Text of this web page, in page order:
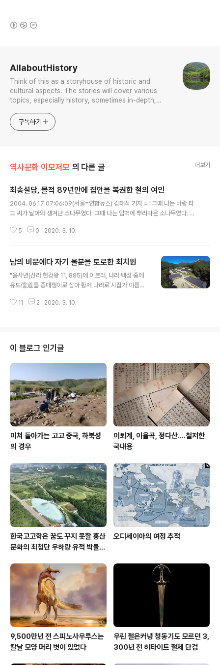
AllaboutHistory
Think of this as a storyhouse of historic and
cultural aspects. The stories will cover various
topics, especially history, sometimes in-depth,
approach will be to resist any common sense or
generalized viewpoint
구독하기
역사문화 이모저모 의 다른 글 더보기
최송설당, 몰적 89년만에 집안을 복권한 철의 여인
2004. 06.17 07:06:09(서울=연합뉴스) 김태식 기자 = "그때 나는 바람 타
고 씨가 날아와 생겨난 소나무였다. 그때 나는 암벽에 뿌리박은 소나무였다. 혼
다. 시원스레 선조님들 한을 풀고 따뜻한 봄날을 되찾으니, 그때 나는 임금님 은
김천중고교)를 설립하게 되는 이 여인은 58세 때인 1912년 8월 경성 무교동
(현재의 코오롱빌딩 자리)에 저택을 설립하고는 당호(堂號)를 송설당(松雪堂)
이라 했다. 1855년(철종 6년) 금산군(金山郡.경북 김천)에서 홍경래의 난에
5 0 2020. 3. 10.
남의 비문에다 자기 울분을 토로한 최치원
"을사년(신라 헌강왕 11, 885)에 이르러, 나라 백성 중에
유도儒道를 중매쟁이로 삼아 황제 나라로 시집가 이름을
있어 이름을 최치원崔致遠이라 하니, 唐 황제(희종·僖
돌아온 일엔 자못 비길 만 하리라." 최치원은 지금의 경북
문경 봉암사에 남은 대당 신라 고 봉암산사교휘 지증대사
적조지탑 비명 병서 大唐新羅國故鳳巖山寺敎諡智證
大幷序 에서 자신을 이렇게 소개했다. 한마디로 나는 당나
라 대국에서 가서 출세했다 이거다. 이런 그의 신라 귀환을
그 자신은 금의환향으로 보았다. 비록 그의 귀국..
11 2 2020. 3. 10.
이 블로그 인기글
미쳐 돌아가는 고고 중국, 하북성
의 경우
이퇴계, 이율곡, 정다산....철저한
국내용
한국고고학은 꿈도 꾸지 못할 홍산
문화의 최첨단 우하량 유적 박물관
오디세이아의 여정 추적
9,500만년 전 스피노사우루스는
칼날 모양 머리 볏이 있었다
우린 철은커녕 청동기도 모르던 3,
300년 전 히타이트 철제 단검